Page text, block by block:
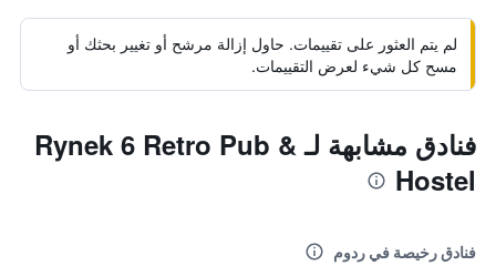
لم يتم العثور على تقييمات. حاول إزالة مرشح أو تغيير بحثك أو
مسح كل شيء لعرض التقييمات.
فنادق مشابهة لـ Rynek 6 Retro Pub &
Hostel
فنادق رخيصة في ردوم